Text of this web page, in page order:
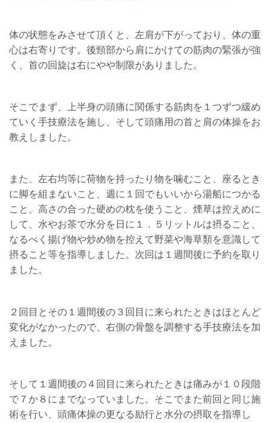
体の状態をみさせて頂くと、左肩が下がっており、体の重
心は右寄りです。後頸部から肩にかけての筋肉の緊張が強
く、首の回旋は右にやや制限がありました。
そこでまず、上半身の頭痛に関係する筋肉を１つずつ緩め
ていく手技療法を施し、そして頭痛用の首と肩の体操をお
教えしました。
また、左右均等に荷物を持ったり物を噛むこと、座るとき
に脚を組まないこと、週に１回でもいいから湯船につかる
こと、高さの合った硬めの枕を使うこと、煙草は控えめに
して、水やお茶で水分を日に１．５リットルは摂ること、
なるべく揚げ物や炒め物を控えて野菜や海草類を意識して
摂ること等を指導しました。次回は１週間後に予約を取り
ました。
２回目とその１週間後の３回目に来られたときはほとんど
変化がなかったので、右側の骨盤を調整する手技療法を加
えました。
そして１週間後の４回目に来られたときは痛みが１０段階
で７か８にまでなっていました。そこでまた前回と同じ施
術を行い、頭痛体操の更なる励行と水分の摂取を指導し